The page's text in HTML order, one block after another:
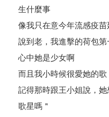
生什麼事
像我只在意今年流感疫
說到老，我進擊的荷包
心中她是少女啊
而且我小時候很愛她的歌
記得那時跟王小姐說，
歌星嗎＂